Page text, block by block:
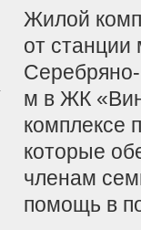
Жилой
от станции
м в ЖК
комплексе
которые
членам
помощь в